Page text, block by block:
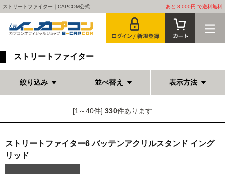
ストリートファイター｜CAPCOM公式... あと 8,000円 で送料無料
ストリートファイター
絞り込み 並べ替え 表示方法
[1～40件] 330件あります
ストリートファイター6 バッテンアクリルスタンド イング
リッド